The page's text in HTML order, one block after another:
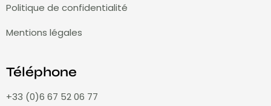
Politique de confidentialité
Mentions légales
Téléphone
+33 (0)6 67 52 06 77